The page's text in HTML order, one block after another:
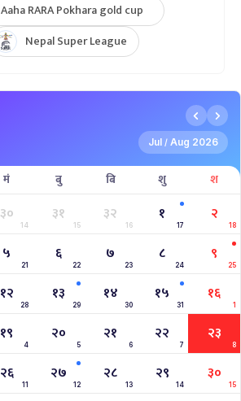
Aaha RARA Pokhara gold cup
Nepal Super League
Jul / Aug 2026
मं बु बि शु श
३०
14
३१
15
३२
16
१
17
२
18
५
21
६
22
७
23
८
24
९
25
१२
28
१३
29
१४
30
१५
31
१६
1
१९
4
२०
5
२१
6
२२
7
२३
8
२६
11
२७
12
२८
13
२९
14
३०
15